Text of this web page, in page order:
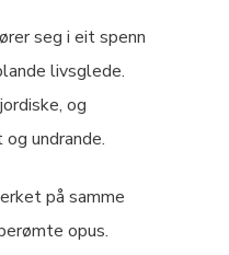
seg i eit spenn
livsglede.
og
undrande.
på samme
opus.